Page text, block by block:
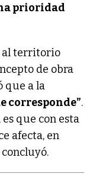
prioridad
al territorio
de obra
que a la
corresponde”.
que con esta
afecta, en
concluyó.